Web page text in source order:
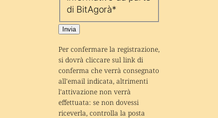
di BitAgorà*
Invia
Per confermare la registrazione,
si dovrà cliccare sul link di
conferma che verrà consegnato
all'email indicata, altrimenti
l'attivazione non verrà
effettuata: se non dovessi
riceverla, controlla la posta